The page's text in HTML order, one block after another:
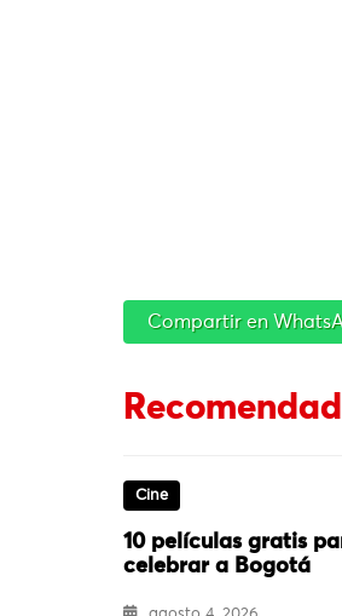
Compartir en
Cine
10 películas gratis
celebrar a Bogotá